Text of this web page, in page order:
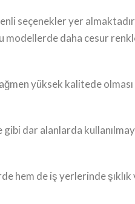
seçenekler yer
modellerde daha cesur
yüksek kalitede
dar alanlarda
hem de iş yerlerinde